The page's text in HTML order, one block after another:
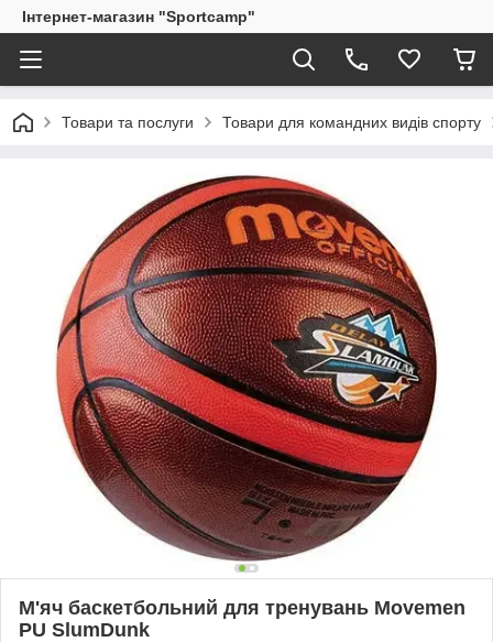
Інтернет-магазин "Sportcamp"
Товари та послуги Товари для командних видів спорту
М'яч баскетбольний для тренувань Movemen
PU SlumDunk